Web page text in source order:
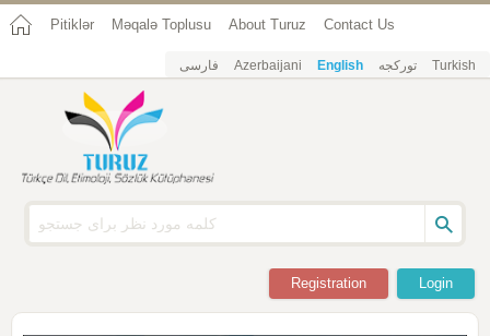
Pitiklər Məqalə Toplusu About Turuz Contact Us
فارسی Azerbaijani English تورکجه Turkish
Login
Registration